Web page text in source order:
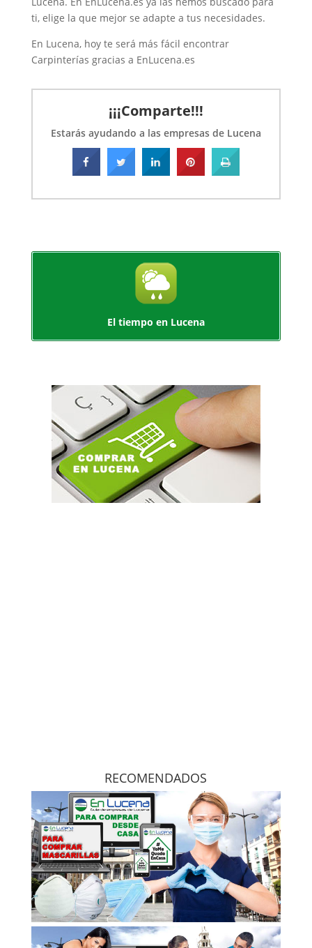
Instalación de calefacción
ti, elige la que mejor se adapte a tus necesidades.
En Lucena, hoy te será más fácil encontrar
Carpinterías gracias a EnLucena.es
¡¡¡Comparte!!!
Estarás ayudando a las empresas de Lucena
El tiempo en Lucena
RECOMENDADOS